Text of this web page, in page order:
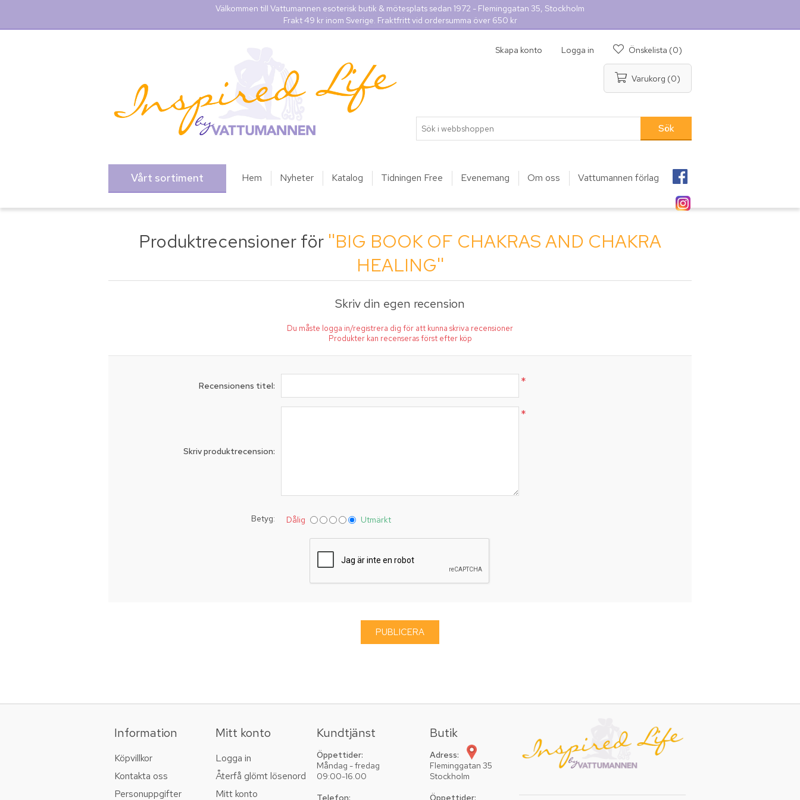
Välkommen till Vattumannen esoterisk butik & mötesplats sedan 1972 - Fleminggatan 35, Stockholm
Frakt 49 kr inom Sverige. Fraktfritt vid ordersumma över 650 kr
Skapa konto Logga in Önskelista (0)
Varukorg (0)
Vårt sortiment Hem Nyheter Katalog Tidningen Free Evenemang Om oss Vattumannen förlag
Produktrecensioner för BIG BOOK OF CHAKRAS AND CHAKRA
HEALING
Skriv din egen recension
Du måste logga in/registrera dig för att kunna skriva recensioner
Produkter kan recenseras först efter köp
Recensionens titel: *
Skriv produktrecension:
*
Betyg: Dålig Utmärkt
Information
Köpvillkor
Kontakta oss
Personuppgifter
Mitt konto
Logga in
Återfå glömt lösenord
Mitt konto
Kundtjänst
Öppettider:
Måndag - fredag
09:00-16.00
Telefon:
Butik
Adress:
Fleminggatan 35
Stockholm
Öppettider: